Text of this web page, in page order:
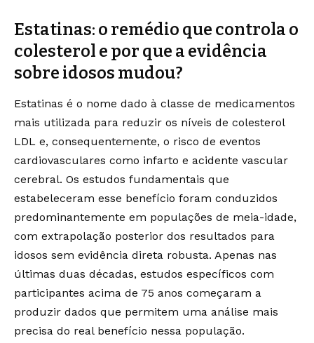
Estatinas: o remédio que controla o
colesterol e por que a evidência
sobre idosos mudou?
Estatinas é o nome dado à classe de medicamentos
mais utilizada para reduzir os níveis de colesterol
LDL e, consequentemente, o risco de eventos
cardiovasculares como infarto e acidente vascular
cerebral. Os estudos fundamentais que
estabeleceram esse benefício foram conduzidos
predominantemente em populações de meia-idade,
com extrapolação posterior dos resultados para
idosos sem evidência direta robusta. Apenas nas
últimas duas décadas, estudos específicos com
participantes acima de 75 anos começaram a
produzir dados que permitem uma análise mais
precisa do real benefício nessa população.